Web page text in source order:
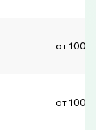
от
от 1000